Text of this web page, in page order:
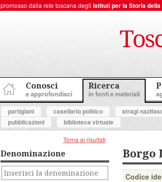
promosso dalla rete toscana degli Istituti per la Storia
Conosci
e approfondisci
Ricerca
in fonti e materiali
partigiani
casellario politico stragi
pubblicazioni
biblioteca virtuale
Denominazione
Torna ai risultati
Borgo
Codice